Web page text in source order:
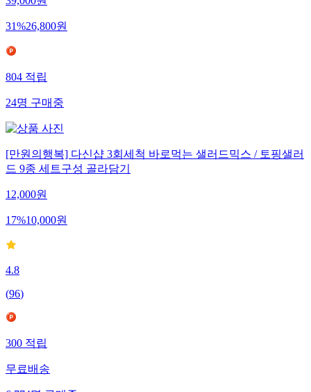
39,000원
31%26,800원
804적립
24명구매중
[만원의행복] 다신샵 3회세척 바로먹는 샐러드믹스 / 토핑샐러
드 9종 세트구성 골라담기
12,000원
17%10,000원
4.8
(96)
300적립
무료배송